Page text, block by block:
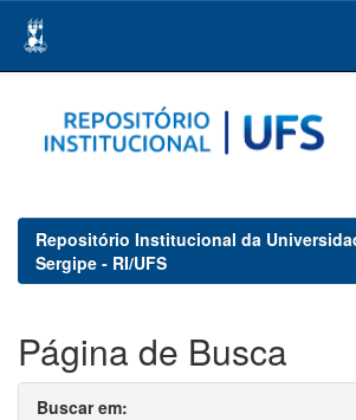
navigation
Repositório Institucional da
Sergipe - RI/UFS
Página de Busca
Buscar em: